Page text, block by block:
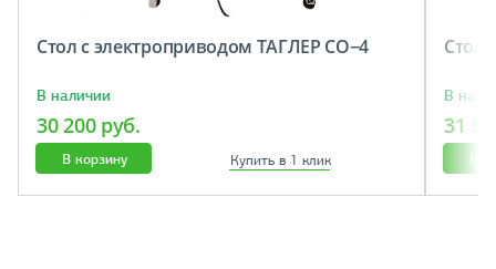
Стол с электроприводом ТАГЛЕР СО−4
В наличии
30 200 руб.
В корзину Купить в 1 клик
Cтол
В
31
В